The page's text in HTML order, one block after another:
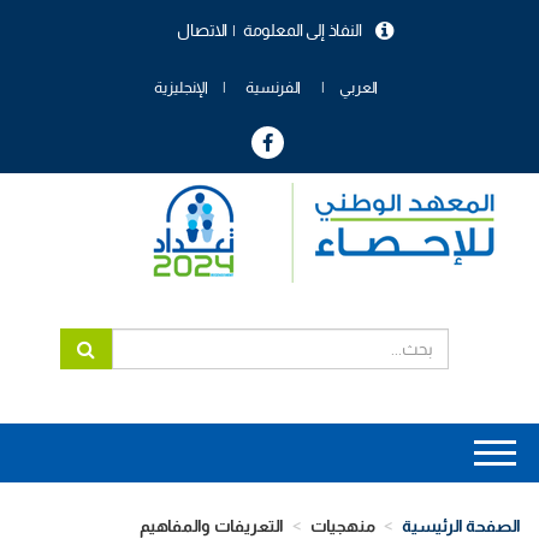
الاتصال النفاذ إلى المعلومة
العربي الفرنسية الإنجليزية
Main
navigation
الصفحة الرئيسية منهجيات
التعريفات والمفاهيم